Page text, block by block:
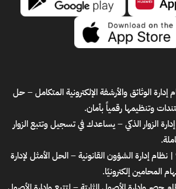
– حل
وتنظيمها رقمياً بأمان.
– يساعدك في تسجيل وتتبع الزوار
– الحل الأمثل لإدارة
المحامين إلكترونيًا.